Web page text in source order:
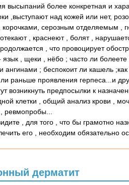
высыпаний более конкретная и
,выступают над кожей или нет,
корочками, серозным отделяемым ,
, краснеют , болят ,
, что провоцирует
язык , щеки , нёбо ; часто ли
ангинами ; беспокоит ли кашель
раньше проявления герпеса...и
возникнуть предпосылки к
клетки , общий анализ крови ,
ревмопробы...
, для того , что бы грамотно
его , необходим обязательно
дерматит